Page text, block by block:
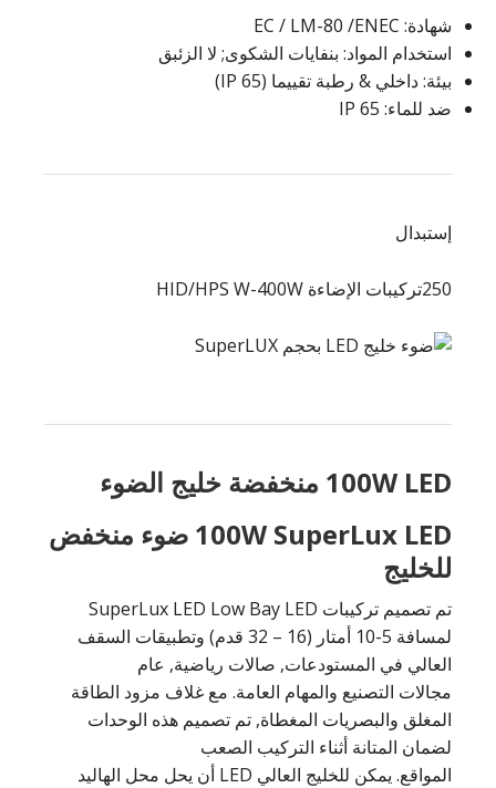
شهادة: EC / LM-80 /ENEC
استخدام المواد: بنفايات الشكوى; لا الزئبق
بيئة: داخلي & رطبة تقييما (IP 65)
ضد للماء: IP 65
إستبدال
250تركيبات الإضاءة HID/HPS W-400W
100W LED منخفضة خليج الضوء
100W SuperLux LED ضوء منخفض
للخليج
تم تصميم تركيبات SuperLux LED Low Bay LED
لمسافة 5-10 أمتار (16 – 32 قدم) وتطبيقات السقف
العالي في المستودعات, صالات رياضية, عام
مجالات التصنيع والمهام العامة. مع غلاف مزود الطاقة
المغلق والبصريات المغطاة, تم تصميم هذه الوحدات
لضمان المتانة أثناء التركيب الصعب
المواقع. يمكن للخليج العالي LED أن يحل محل الهاليد